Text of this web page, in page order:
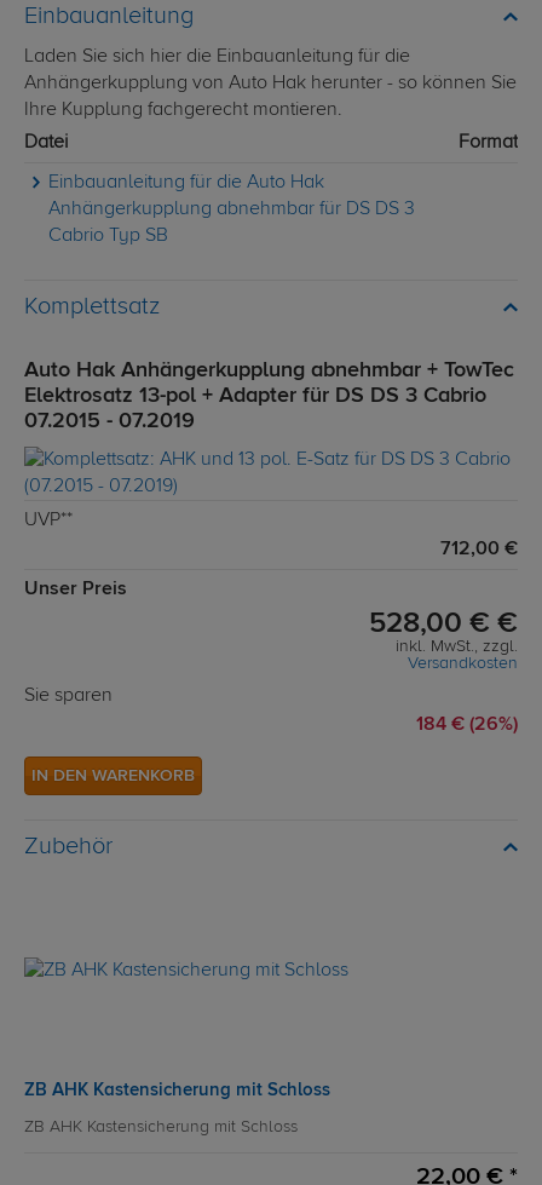
Einbauanleitung
Laden Sie sich hier die Einbauanleitung für die
Anhängerkupplung von Auto Hak herunter - so können Sie
Ihre Kupplung fachgerecht montieren.
Datei
Format
Einbauanleitung für die Auto Hak
Anhängerkupplung abnehmbar für DS DS 3
Cabrio Typ SB
Komplettsatz
Auto Hak Anhängerkupplung abnehmbar + TowTec
Elektrosatz 13-pol + Adapter für DS DS 3 Cabrio
07.2015 - 07.2019
UVP**
712,00 €
Unser Preis
528,00 € €
inkl. MwSt., zzgl.
Versandkosten
Sie sparen
184 € (26%)
IN DEN WARENKORB
Zubehör
ZB AHK Kastensicherung mit Schloss
ZB AHK Kastensicherung mit Schloss
22,00 € *